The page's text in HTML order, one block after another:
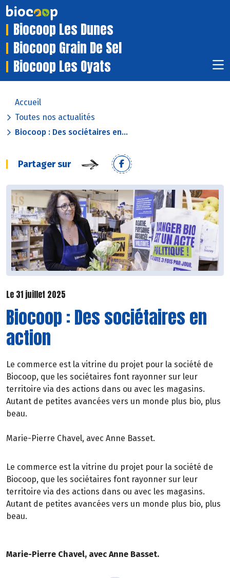
Biocoop Les Dunes
Biocoop Grain De Sel
Biocoop Les Oyats
Accueil
Toutes nos actualités
Biocoop : Des sociétaires en...
Partager sur
Le 31 juillet 2025
Biocoop : Des sociétaires en
action
Le commerce est la vitrine du projet pour la société de
Biocoop, que les sociétaires font rayonner sur leur
territoire via des actions dans ou avec les magasins.
Autant de petites avancées vers un monde plus bio, plus
beau.
Marie-Pierre Chavel, avec Anne Basset.
Le commerce est la vitrine du projet pour la société de
Biocoop, que les sociétaires font rayonner sur leur
territoire via des actions dans ou avec les magasins.
Autant de petites avancées vers un monde plus bio, plus
beau.
Marie-Pierre Chavel, avec Anne Basset.